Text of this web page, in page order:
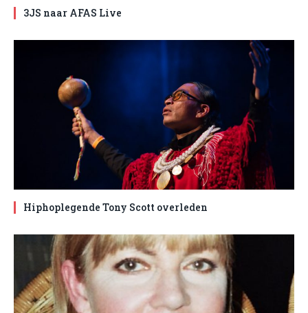
3JS naar AFAS Live
Hiphoplegende Tony Scott overleden